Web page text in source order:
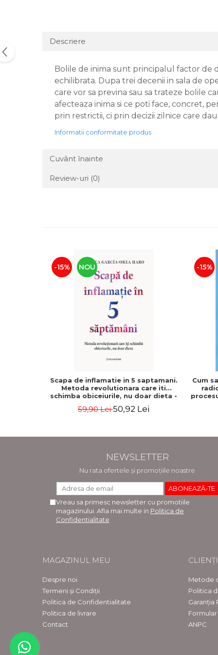
Descriere
Bolile de inima sunt principalul factor de
echilibrata. Dupa trei decenii in sala de
care vor sa previna sau sa trateze bolile
afecteaza inima si ce poti face, concret,
prin restrictii, ci prin decizii zilnice care
Informatii conformitate produs
Cuvânt înainte
Review-uri (0)
-15% NOU
Scapa de inflamatie in 5 saptamani.
Metoda revolutionara care iti
schimba obiceiurile, nu doar dieta -
59,90 Lei50,92 Lei
-15%
Cum
NEWSLETTER
Nu rata ofertele și promoțiile noastre
Vreau sa primesc newsletter cu promotiile
magazinului. Afla mai multe in Politica de
Confidentialitate
MAGAZINUL MEU
Despre noi
Termeni și Condiții
Politica de Confidentialitate
Politica de livrare
Contact
CLIENȚI
Metode
Politica
Garanția
ANPC